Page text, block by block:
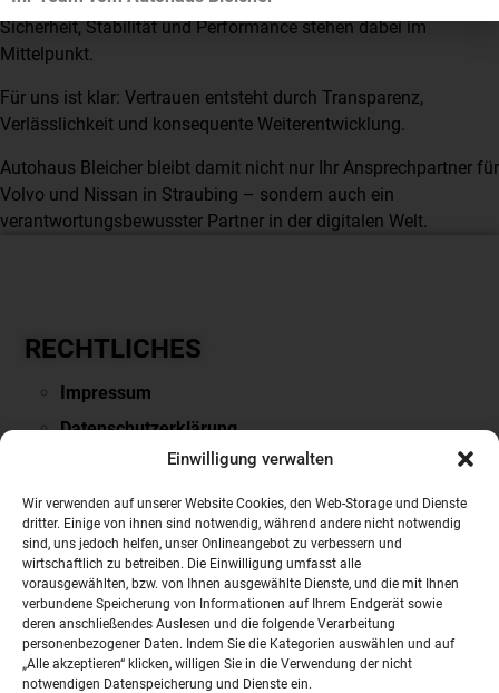
Einwilligung verwalten
Wir verwenden auf unserer Website Cookies, den Web-Storage und Dienste
dritter. Einige von ihnen sind notwendig, während andere nicht notwendig
sind, uns jedoch helfen, unser Onlineangebot zu verbessern und
wirtschaftlich zu betreiben. Die Einwilligung umfasst alle
vorausgewählten, bzw. von Ihnen ausgewählte Dienste, und die mit Ihnen
verbundene Speicherung von Informationen auf Ihrem Endgerät sowie
deren anschließendes Auslesen und die folgende Verarbeitung
personenbezogener Daten. Indem Sie die Kategorien auswählen und auf
„Alle akzeptieren“ klicken, willigen Sie in die Verwendung der nicht
notwendigen Datenspeicherung und Dienste ein.
Sicherheit, Stabilität und Performance stehen dabei im
Mittelpunkt.
Für uns ist klar: Vertrauen entsteht durch Transparenz,
Verlässlichkeit und konsequente Weiterentwicklung.
Autohaus Bleicher bleibt damit nicht nur Ihr Ansprechpartner für
Volvo und Nissan in Straubing – sondern auch ein
verantwortungsbewusster Partner in der digitalen Welt.
RECHTLICHES
Impressum
Datenschutzerklärung
Downloads & Links
PARTNERSEITEN
VOLVO
NISSAN
Mobile.de
Auto Scout24